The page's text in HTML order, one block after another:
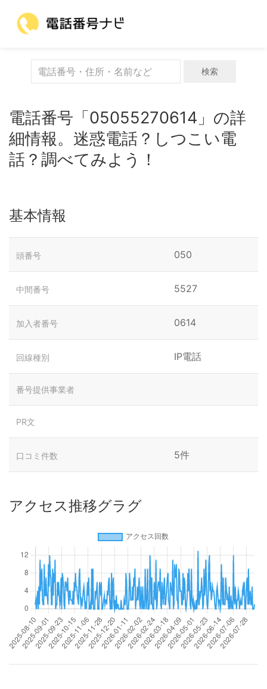
検索
電話番号「05055270614」の詳
細情報。迷惑電話？しつこい電
話？調べてみよう！
基本情報
頭番号 050
中間番号 5527
加入者番号 0614
回線種別 IP電話
番号提供事業者
PR文
口コミ件数 5件
アクセス推移グラグ